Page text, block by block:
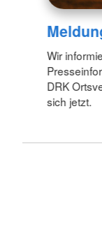
Wir
DRK
sich jetzt.